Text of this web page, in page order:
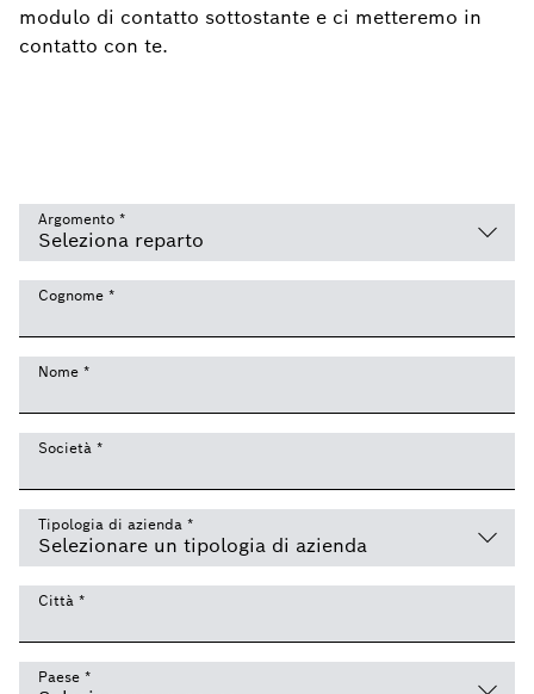
modulo di contatto sottostante e ci metteremo in
contatto con te.
Argomento *
Cognome *
Nome *
Società *
Tipologia di azienda *
Città *
Paese *